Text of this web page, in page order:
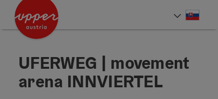
Accesskey
Accesskey
UFERWEG | movement
arena INNVIERTEL